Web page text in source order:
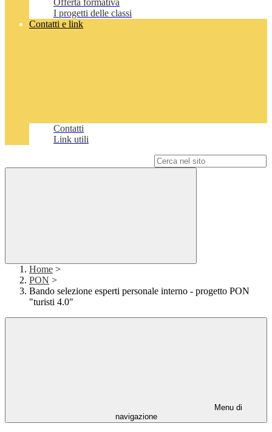
Offerta formativa
I progetti delle classi
Contatti e link
Contatti
Link utili
Home >
PON >
Bando selezione esperti personale interno - progetto PON
"turisti 4.0"
Menu di
navigazione